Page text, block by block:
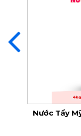
Nước Tẩy Mỹ